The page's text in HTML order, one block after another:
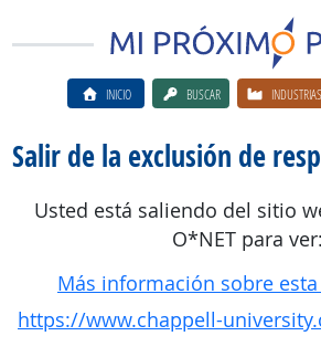
INICIO BUSCAR INDUSTRIAS
Salir de la exclusión de
Usted está saliendo del sitio
O*NET para ver:
Más información sobre
https://www.chappell-